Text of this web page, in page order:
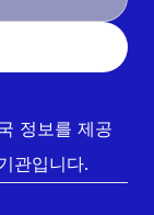
정보를 제공
관입니다.